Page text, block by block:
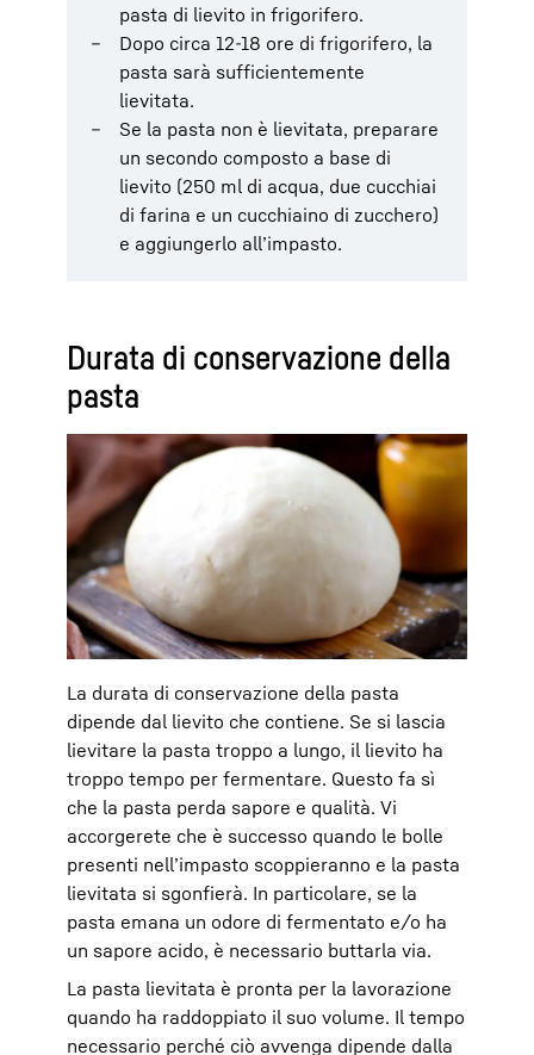
pasta di lievito in frigorifero.
Dopo circa 12-18 ore di frigorifero, la
pasta sarà sufficientemente
lievitata.
Se la pasta non è lievitata, preparare
un secondo composto a base di
lievito (250 ml di acqua, due cucchiai
di farina e un cucchiaino di zucchero)
e aggiungerlo all’impasto.
Durata di conservazione della
pasta
La durata di conservazione della pasta
dipende dal lievito che contiene. Se si lascia
lievitare la pasta troppo a lungo, il lievito ha
troppo tempo per fermentare. Questo fa sì
che la pasta perda sapore e qualità. Vi
accorgerete che è successo quando le bolle
presenti nell’impasto scoppieranno e la pasta
lievitata si sgonfierà. In particolare, se la
pasta emana un odore di fermentato e/o ha
un sapore acido, è necessario buttarla via.
La pasta lievitata è pronta per la lavorazione
quando ha raddoppiato il suo volume. Il tempo
necessario perché ciò avvenga dipende dalla